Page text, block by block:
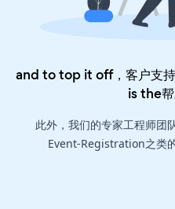
and to top it off，客户支
is the
此外，我们的专家工程师团
Event-Registration之类